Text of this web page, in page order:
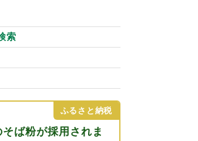
索
ふるさと納税
ば粉が採用されま